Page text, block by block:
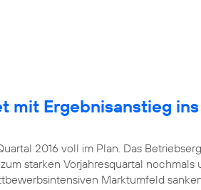
mit Ergebnisanstieg ins
2016 voll im Plan. Das
starken Vorjahresquartal nochmals
Marktumfeld